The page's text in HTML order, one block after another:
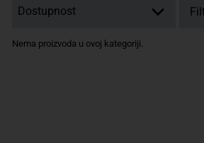
Nema proizvoda u ovoj kategoriji.